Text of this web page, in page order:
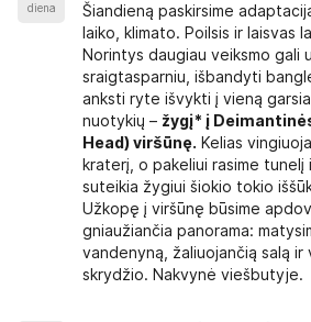
diena
Šiandieną paskirsime
laiko, klimato. Poilsis ir laisvas
Norintys daugiau veiksmo gali
sraigtasparniu, išbandyti
anksti ryte išvykti į vieną
nuotykių – žygį* į
Head) viršūnę. Kelias
kraterį, o pakeliui rasime tunelį
suteikia žygiui šiokio tokio
Užkopę į viršūnę būsime
gniaužiančia panorama:
vandenyną, žaliuojančią salą ir
skrydžio. Nakvynė viešbutyje.